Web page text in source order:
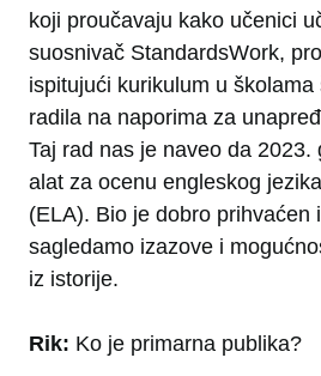
koji proučavaju kako učenici
suosnivač StandardsWork,
ispitujući kurikulum u
radila na naporima za
Taj rad nas je naveo da 2023.
alat za ocenu engleskog
(ELA). Bio je dobro prihvaćen
sagledamo izazove i
iz istorije.
Rik: Ko je primarna publika?